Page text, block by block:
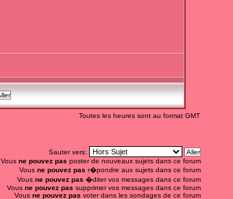
Toutes les heures sont au format GMT
Sauter vers:
Vous ne pouvez pas poster de nouveaux sujets dans ce forum
Vous ne pouvez pas r�pondre aux sujets dans ce forum
Vous ne pouvez pas �diter vos messages dans ce forum
Vous ne pouvez pas supprimer vos messages dans ce forum
Vous ne pouvez pas voter dans les sondages de ce forum